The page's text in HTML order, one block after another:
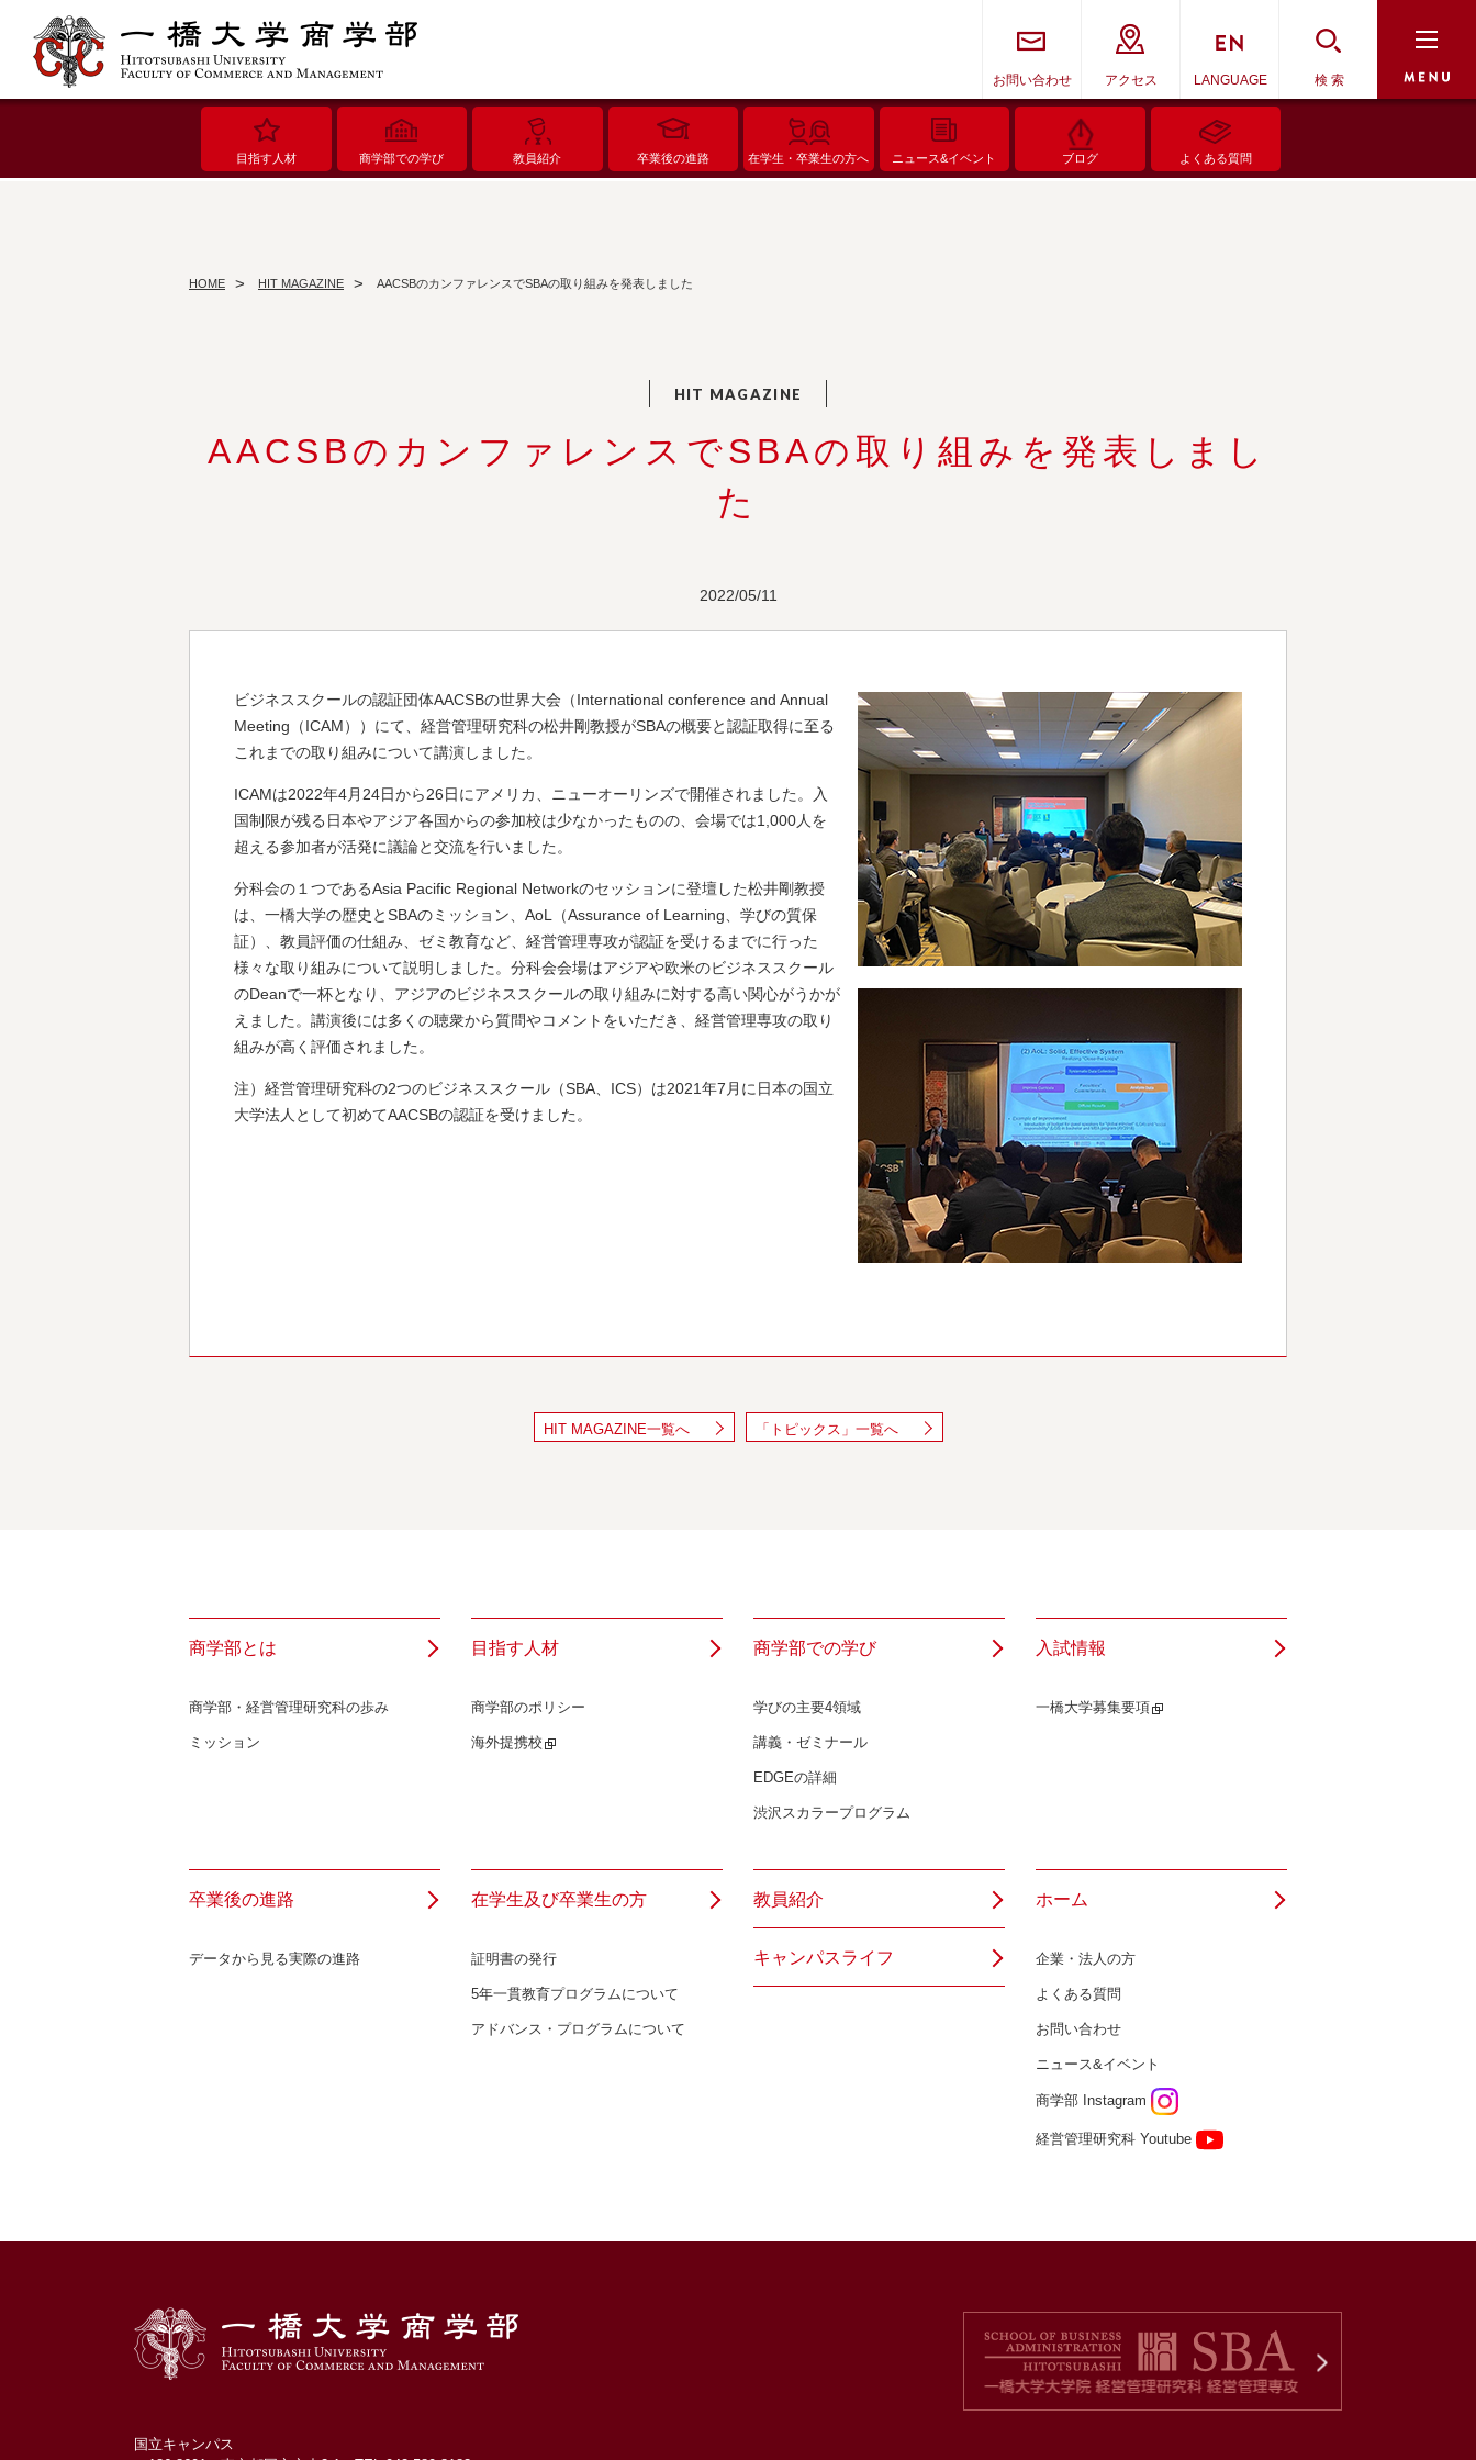
目指す人材 商学部での学び 教員紹介 卒業後の進路 在学生・卒業生の方へ ニュース&イベント ブログ よくある質問
お問い合わせ アクセス LANGUAGE 検 索
HOME HIT MAGAZINE AACSBのカンファレンスでSBAの取り組みを発表しました
AACSBのカンファレンスでSBAの取り組みを発表しまし
た
2022/05/11
ビジネススクールの認証団体AACSBの世界大会（International conference and Annual
Meeting（ICAM））にて、経営管理研究科の松井剛教授がSBAの概要と認証取得に至る
これまでの取り組みについて講演しました。
ICAMは2022年4月24日から26日にアメリカ、ニューオーリンズで開催されました。入
国制限が残る日本やアジア各国からの参加校は少なかったものの、会場では1,000人を
超える参加者が活発に議論と交流を行いました。
分科会の１つであるAsia Pacific Regional Networkのセッションに登壇した松井剛教授
は、一橋大学の歴史とSBAのミッション、AoL（Assurance of Learning、学びの質保
証）、教員評価の仕組み、ゼミ教育など、経営管理専攻が認証を受けるまでに行った
様々な取り組みについて説明しました。分科会会場はアジアや欧米のビジネススクール
のDeanで一杯となり、アジアのビジネススクールの取り組みに対する高い関心がうかが
えました。講演後には多くの聴衆から質問やコメントをいただき、経営管理専攻の取り
組みが高く評価されました。
注）経営管理研究科の2つのビジネススクール（SBA、ICS）は2021年7月に日本の国立
大学法人として初めてAACSBの認証を受けました。
HIT MAGAZINE一覧へ 「トピックス」一覧へ
商学部とは
商学部・経営管理研究科の歩み
ミッション
目指す人材
商学部のポリシー
海外提携校
商学部での学び
学びの主要4領域
講義・ゼミナール
EDGEの詳細
渋沢スカラープログラム
入試情報
一橋大学募集要項
卒業後の進路
データから見る実際の進路
在学生及び卒業生の方
証明書の発行
5年一貫教育プログラムについて
アドバンス・プログラムについて
教員紹介
キャンパスライフ
ホーム
企業・法人の方
よくある質問
お問い合わせ
ニュース&イベント
商学部 Instagram
経営管理研究科 Youtube
国立キャンパス